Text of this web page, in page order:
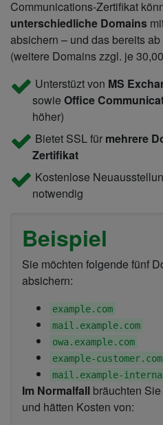
Communications-Zertifikat
unterschiedliche Domains
absichern – und das bereits ab
(weitere Domains zzgl. je
Unterstüzt von MS
sowie Office
höher)
Bietet SSL für mehrere
Zertifikat
Kostenlose
notwendig
Beispiel
Sie möchten folgende fünf
absichern:
example.com
mail.example.com
owa.example.com
example-customer.com
mail.example-
Im Normalfall bräuchten
und hätten Kosten von: